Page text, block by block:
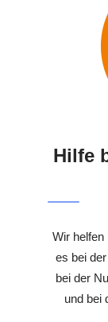
Hilfe
Wir helfen
es bei
bei der
und bei